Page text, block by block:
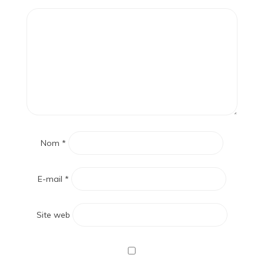
Nom *
E-mail *
Site web